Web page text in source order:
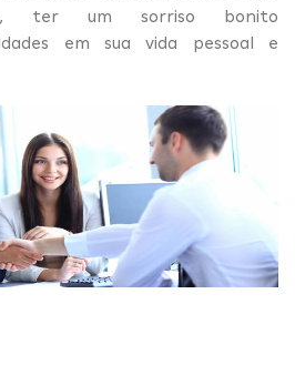
ter um sorriso bonito
em sua vida pessoal e